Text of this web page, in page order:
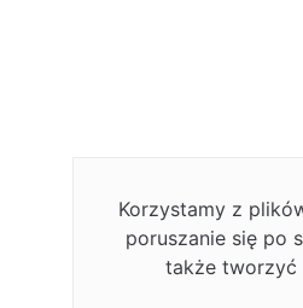
Korzystamy z
poruszanie się po
także tworzyć